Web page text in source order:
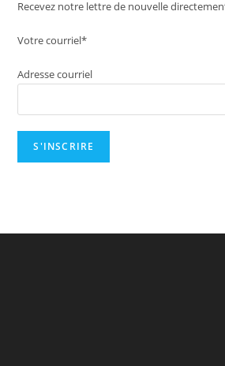
Recevez notre lettre de nouvelle
Votre courriel*
Adresse courriel